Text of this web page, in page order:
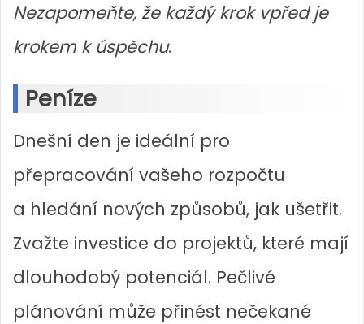
Nezapomeňte, že každý krok vpřed je
krokem k úspěchu.
Peníze
Dnešní den je ideální pro
přepracování vašeho rozpočtu
a hledání nových způsobů, jak ušetřit.
Zvažte investice do projektů, které mají
dlouhodobý potenciál. Pečlivé
plánování může přinést nečekané